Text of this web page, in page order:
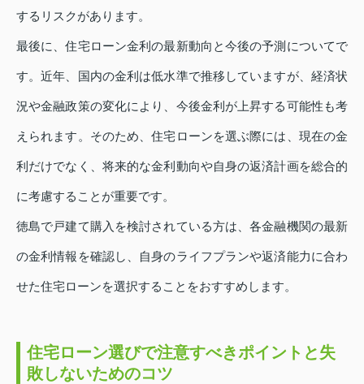
するリスクがあります。
最後に、住宅ローン金利の最新動向と今後の予測についてで
す。近年、国内の金利は低水準で推移していますが、経済状
況や金融政策の変化により、今後金利が上昇する可能性も考
えられます。そのため、住宅ローンを選ぶ際には、現在の金
利だけでなく、将来的な金利動向や自身の返済計画を総合的
に考慮することが重要です。
徳島で戸建て購入を検討されている方は、各金融機関の最新
の金利情報を確認し、自身のライフプランや返済能力に合わ
せた住宅ローンを選択することをおすすめします。
住宅ローン選びで注意すべきポイントと失
敗しないためのコツ